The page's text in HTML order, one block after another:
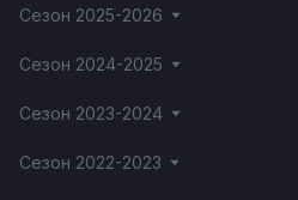
Сезон 2025-2026
Сезон 2024-2025
Сезон 2023-2024
Сезон 2022-2023